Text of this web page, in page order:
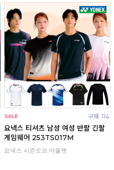
구매 114
요넥스 티셔츠 남성 여성 반팔 긴팔
게임웨어 253TS017M
요넥스 시즌오프 아울렛